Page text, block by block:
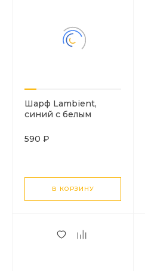
Шарф Lambient,
синий с белым
590 ₽
В КОРЗИНУ